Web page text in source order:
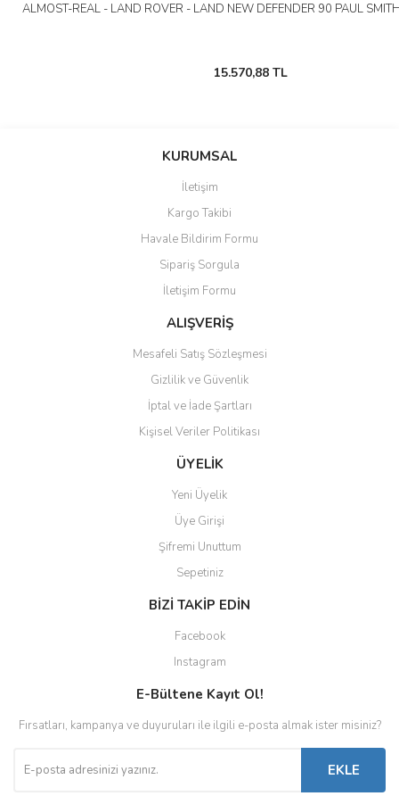
ALMOST-REAL - LAND ROVER - LAND NEW DEFENDER 90 PAUL
15.570,88 TL
KURUMSAL
İletişim
Kargo Takibi
Havale Bildirim Formu
Sipariş Sorgula
İletişim Formu
ALIŞVERİŞ
Mesafeli Satış Sözleşmesi
Gizlilik ve Güvenlik
İptal ve İade Şartları
Kişisel Veriler Politikası
ÜYELİK
Yeni Üyelik
Üye Girişi
Şifremi Unuttum
Sepetiniz
BİZİ TAKİP EDİN
Facebook
Instagram
E-Bültene Kayıt Ol!
Fırsatları, kampanya ve duyuruları ile ilgili e-posta almak ister misiniz?
EKLE